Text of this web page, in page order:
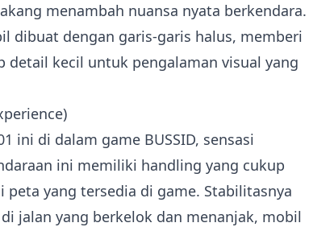
menambah nuansa nyata berkendara.
dibuat dengan garis-garis halus, memberi
kecil untuk pengalaman visual yang
ini di dalam game BUSSID, sensasi
ini memiliki handling yang cukup
yang tersedia di game. Stabilitasnya
jalan yang berkelok dan menanjak, mobil